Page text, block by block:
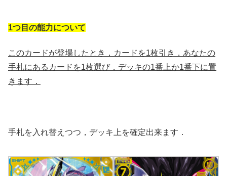
1つ目の能力について
このカードが登場したとき，カードを1枚引き，あなたの
手札にあるカードを1枚選び，デッキの1番上か1番下に置
きます ．
手札を入れ替えつつ，デッキ上を確定出来ます．